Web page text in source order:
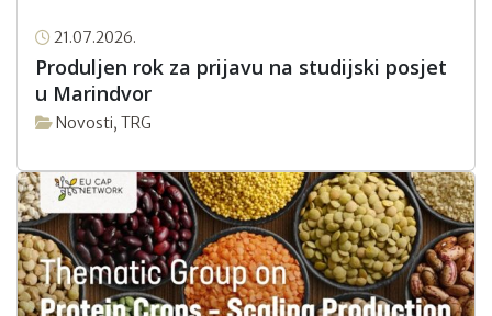
21.07.2026.
Produljen rok za prijavu na studijski posjet
u Marindvor
Novosti, TRG